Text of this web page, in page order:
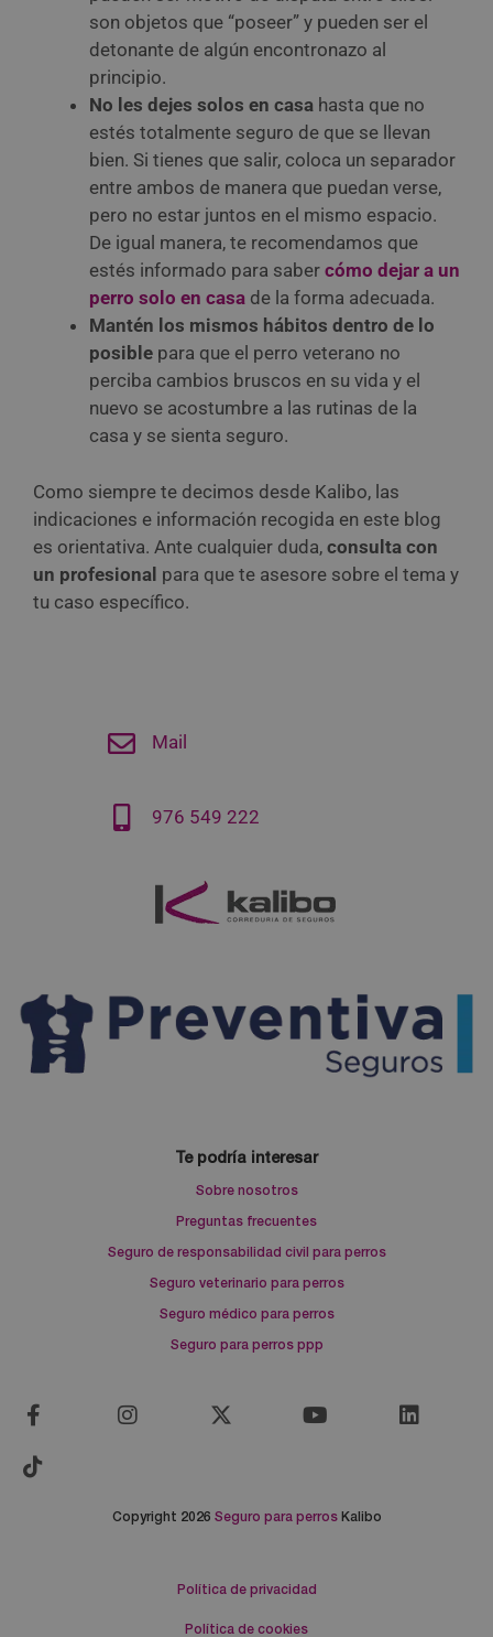
son objetos que “poseer” y pueden ser el
detonante de algún encontronazo al
principio.
No les dejes solos en casa hasta que no
estés totalmente seguro de que se llevan
bien. Si tienes que salir, coloca un separador
entre ambos de manera que puedan verse,
pero no estar juntos en el mismo espacio.
De igual manera, te recomendamos que
estés informado para saber cómo dejar a un
perro solo en casa de la forma adecuada.
Mantén los mismos hábitos dentro de lo
posible para que el perro veterano no
perciba cambios bruscos en su vida y el
nuevo se acostumbre a las rutinas de la
casa y se sienta seguro.
Como siempre te decimos desde Kalibo, las
indicaciones e información recogida en este blog
es orientativa. Ante cualquier duda, consulta con
un profesional para que te asesore sobre el tema y
tu caso específico.
Mail
976 549 222
Te podría interesar
Sobre nosotros
Preguntas frecuentes
Seguro de responsabilidad civil para perros
Seguro veterinario para perros
Seguro médico para perros
Seguro para perros ppp
Copyright 2026 Seguro para perrosKalibo
Política de privacidad
Política de cookies